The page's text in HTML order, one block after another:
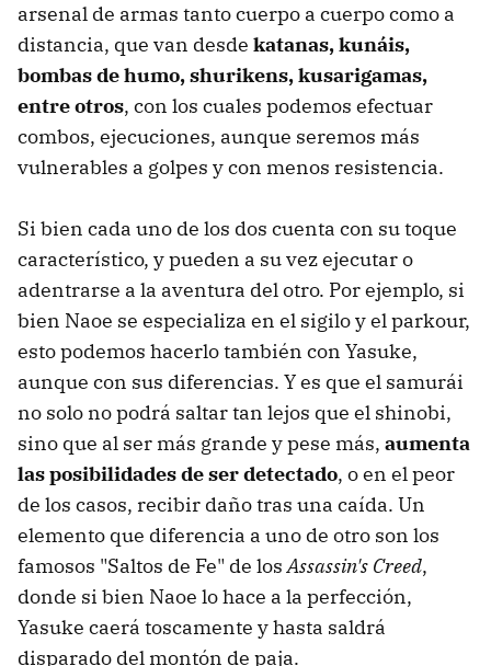
arsenal de armas tanto cuerpo a cuerpo como a
distancia, que van desde katanas, kunáis,
bombas de humo, shurikens, kusarigamas,
entre otros, con los cuales podemos efectuar
combos, ejecuciones, aunque seremos más
vulnerables a golpes y con menos resistencia.
Si bien cada uno de los dos cuenta con su toque
característico, y pueden a su vez ejecutar o
adentrarse a la aventura del otro. Por ejemplo, si
bien Naoe se especializa en el sigilo y el parkour,
esto podemos hacerlo también con Yasuke,
aunque con sus diferencias. Y es que el samurái
no solo no podrá saltar tan lejos que el shinobi,
sino que al ser más grande y pese más, aumenta
las posibilidades de ser detectado, o en el peor
de los casos, recibir daño tras una caída. Un
elemento que diferencia a uno de otro son los
famosos "Saltos de Fe" de losAssassin's Creed,
donde si bien Naoe lo hace a la perfección,
Yasuke caerá toscamente y hasta saldrá
disparado del montón de paja.